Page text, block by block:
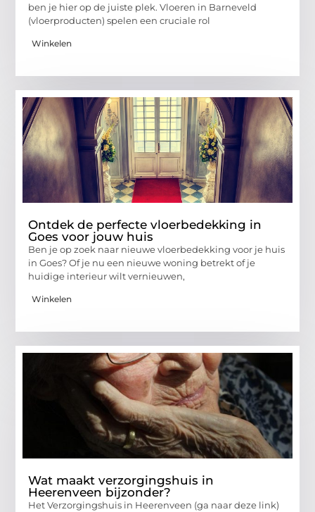
ben je hier op de juiste plek. Vloeren in Barneveld
(vloerproducten) spelen een cruciale rol
Winkelen
Ontdek de perfecte vloerbedekking in
Goes voor jouw huis
Ben je op zoek naar nieuwe vloerbedekking voor je huis
in Goes? Of je nu een nieuwe woning betrekt of je
huidige interieur wilt vernieuwen,
Winkelen
Wat maakt verzorgingshuis in
Heerenveen bijzonder?
Het Verzorgingshuis in Heerenveen (ga naar deze link)